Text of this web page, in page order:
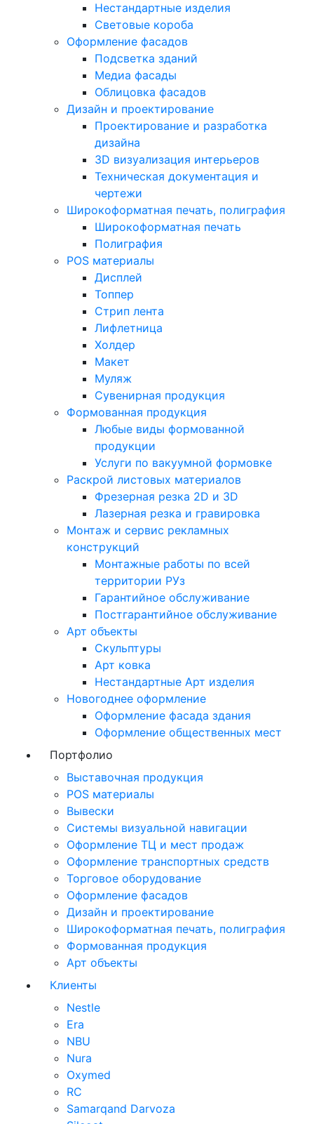
Нестандартные изделия
Световые короба
Оформление фасадов
Подсветка зданий
Медиа фасады
Облицовка фасадов
Дизайн и проектирование
Проектирование и разработка
дизайна
3D визуализация интерьеров
Техническая документация и
чертежи
Широкоформатная печать, полиграфия
Широкоформатная печать
Полиграфия
POS материалы
Дисплей
Топпер
Стрип лента
Лифлетница
Холдер
Макет
Муляж
Сувенирная продукция
Формованная продукция
Любые виды формованной
продукции
Услуги по вакуумной формовке
Раскрой листовых материалов
Фрезерная резка 2D и 3D
Лазерная резка и гравировка
Монтаж и сервис рекламных
конструкций
Монтажные работы по всей
территории РУз
Гарантийное обслуживание
Постгарантийное обслуживание
Арт объекты
Скульптуры
Арт ковка
Нестандартные Арт изделия
Новогоднее оформление
Оформление фасада здания
Оформление общественных мест
Портфолио
Выставочная продукция
POS материалы
Вывески
Системы визуальной навигации
Оформление ТЦ и мест продаж
Оформление транспортных средств
Торговое оборудование
Оформление фасадов
Дизайн и проектирование
Широкоформатная печать, полиграфия
Формованная продукция
Арт объекты
Клиенты
Nestle
Era
NBU
Nura
Oxymed
RC
Samarqand Darvoza